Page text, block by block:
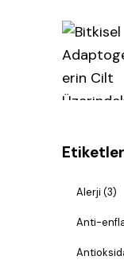
Etiketler
Alerji (3)
Anti-